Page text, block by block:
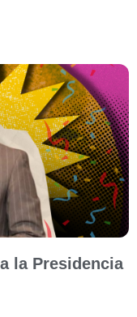
la Presidencia